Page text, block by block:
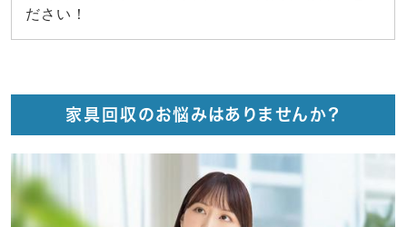
ださい！
家具回収のお悩みはありませんか？